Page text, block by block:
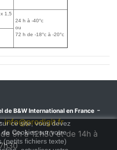
1,5
24 h à -40°c
ou
72 h de -18°c à -20°c
ce site, vous devez
Cookies sur votre
(petits fichiers texte)
B&W International en France-
info@prodigit.fr
9h à 12h30 et de 14h à